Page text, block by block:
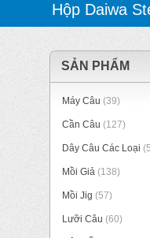
Hộp Daiwa
SẢN PHẨM
Máy Câu (39)
Cần Câu (127)
Dây Câu Các Loại
Mồi Giả (138)
Mồi Jig (57)
Lưỡi Câu (60)